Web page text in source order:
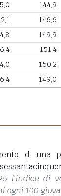
144,9
146,6
149,9
151,4
150,2
149,0
di una
l'indice di
ogni 100